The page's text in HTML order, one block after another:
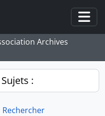
Archives
:
Rechercher